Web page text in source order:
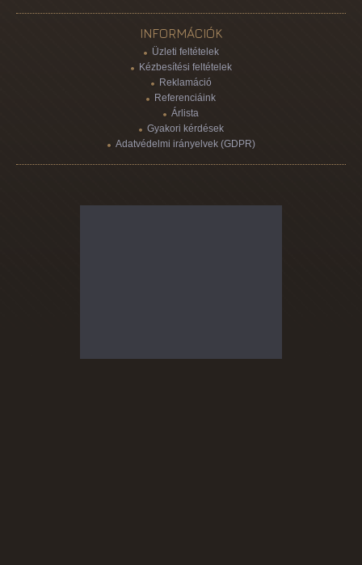
INFORMÁCIÓK
Üzleti feltételek
Kézbesítési feltételek
Reklamáció
Referenciáink
Árlista
Gyakori kérdések
Adatvédelmi irányelvek (GDPR)